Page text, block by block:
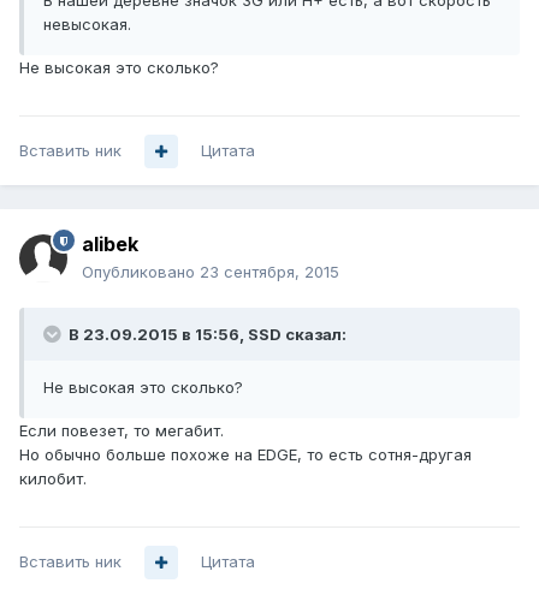
невысокая.
Не высокая это сколько?
Вставить ник Цитата
alibek
Опубликовано 23 сентября, 2015
В 23.09.2015 в 15:56, SSD сказал:
Не высокая это сколько?
Если повезет, то мегабит.
Но обычно больше похоже на EDGE, то есть сотня-другая
килобит.
Вставить ник Цитата